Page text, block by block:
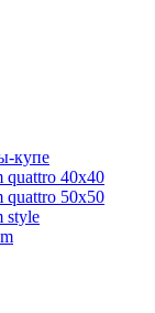
купе
quattro 40x40
quattro 50x50
style